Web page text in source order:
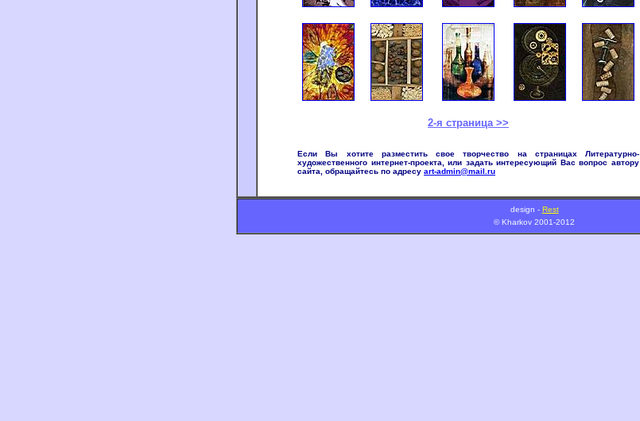
2-я страница >>
Если Вы хотите разместить свое творчество на страницах Литературно-
художественного интернет-проекта, или задать интересующий Вас вопрос автору
сайта, обращайтесь по адресу art-admin@mail.ru
design - Rest
© Kharkov 2001-2012